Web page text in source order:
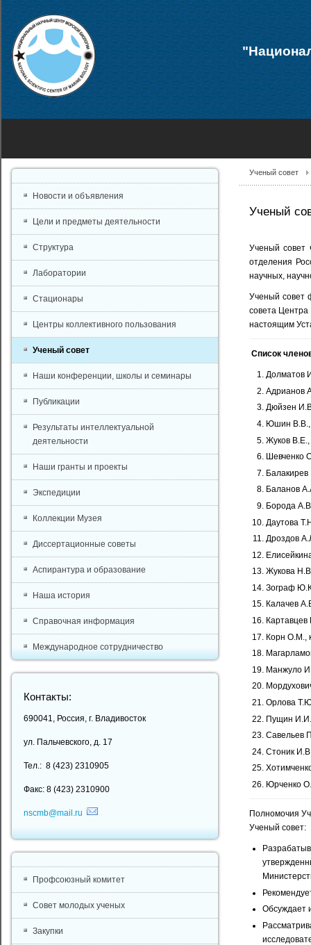
Ученый совет
Ученый
Ученый совет
отделения
научных,
Ученый совет
совета
настоящим
Список
Долматов
Адрианов
Дюйзен
Юшин В.В.,
Жуков
Шевченко
Баланов
Борода
Даутова
Дроздов
Жукова
Зограф
Калачев
Корн О.М.,
Манжуло
Орлова
Пущин
Савельев
Стоник
Юрченко
Полномочия
Ученый совет:
Обсуждает
Новости и объявления
Цели и предметы деятельности
Структура
Лаборатории
Стационары
Центры коллективного пользования
Ученый совет
Наши конференции, школы и семинары
Публикации
Результаты интеллектуальной
деятельности
Наши гранты и проекты
Экспедиции
Коллекции Музея
Диссертационные советы
Аспирантура и образование
Наша история
Справочная информация
Международное сотрудничество
Контакты:
690041, Россия, г. Владивосток
ул. Пальчевского, д. 17
Тел.: 8 (423) 2310905
Факс: 8 (423) 2310900
nscmb@mail.ru
Профсоюзный комитет
Совет молодых ученых
Закупки